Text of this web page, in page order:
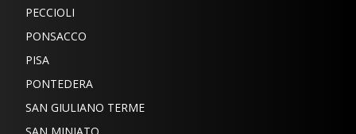
PECCIOLI
PONSACCO
PISA
PONTEDERA
SAN GIULIANO TERME